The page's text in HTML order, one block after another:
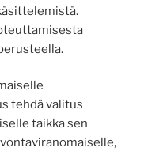
tehdä valitus
taikka sen